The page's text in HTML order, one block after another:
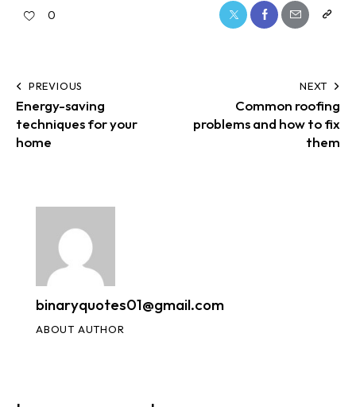
0
PREVIOUS
Energy-saving
techniques for your
home
NEXT
Common roofing
problems and how to fix
them
binaryquotes01@gmail.com
ABOUT AUTHOR